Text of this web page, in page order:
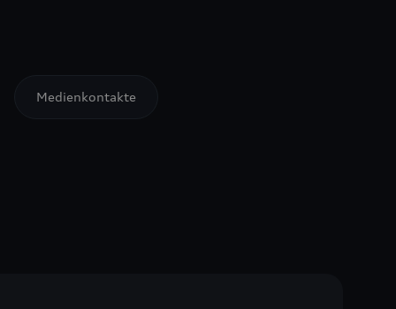
Medienkontakte